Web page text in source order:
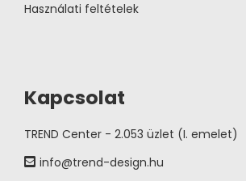
Használati feltételek
Kapcsolat
TREND Center - 2.053 üzlet (I. emelet)
info@trend-design.hu